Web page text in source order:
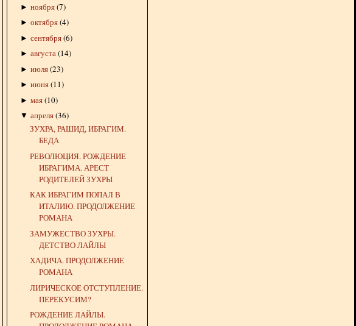
► ноября(7)
► октября(4)
► сентября(6)
► августа(14)
► июля(23)
► июня(11)
► мая(10)
▼ апреля(36)
ЗУХРА, РАШИД, ИБРАГИМ.
БЕДА
РЕВОЛЮЦИЯ. РОЖДЕНИЕ
ИБРАГИМА. АРЕСТ
РОДИТЕЛЕЙ ЗУХРЫ
КАК ИБРАГИМ ПОПАЛ В
ИТАЛИЮ. ПРОДОЛЖЕНИЕ
РОМАНА
ЗАМУЖЕСТВО ЗУХРЫ.
ДЕТСТВО ЛАЙЛЫ
ХАДИЧА. ПРОДОЛЖЕНИЕ
РОМАНА
ЛИРИЧЕСКОЕ ОТСТУПЛЕНИЕ.
ПЕРЕКУСИМ?
РОЖДЕНИЕ ЛАЙЛЫ.